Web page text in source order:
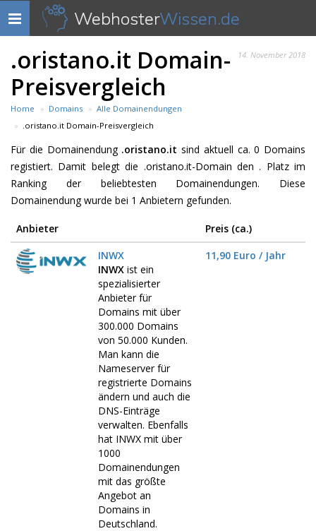
Navigation
anzeigen
WebhosterWissen.de
14. November 2018
.oristano.it Domain-
Preisvergleich
Home Domains
Alle Domainendungen
.oristano.it Domain-Preisvergleich
Für die Domainendung .oristano.it sind aktuell ca. 0 Domains
registiert. Damit belegt die .oristano.it-Domain den . Platz im
Ranking der beliebtesten Domainendungen. Diese
Domainendung wurde bei 1 Anbietern gefunden.
Anbieter
Preis (ca.)
INWX
INWX ist ein
spezialisierter
Anbieter für
Domains mit über
300.000 Domains
von 50.000 Kunden.
Man kann die
Nameserver für
registrierte Domains
ändern und auch die
DNS-Einträge
verwalten. Ebenfalls
hat INWX mit über
1000
Domainendungen
mit das größte
Angebot an
Domains in
Deutschland.
11,90 Euro / Jahr